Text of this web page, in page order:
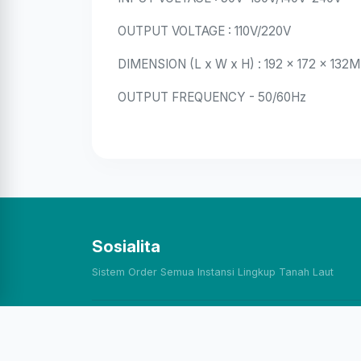
OUTPUT VOLTAGE : 110V/220V
DIMENSION (L x W x H) : 192 x 172 x
OUTPUT FREQUENCY - 50/60Hz
Sosialita
Sistem Order Semua Instansi Lingkup Tanah Laut